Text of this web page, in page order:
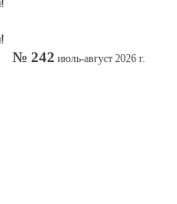
№ 242 июль-август 2026 г.